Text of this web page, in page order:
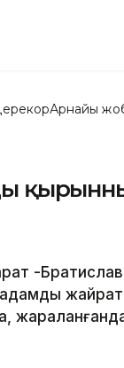
Арнайы
-
адамды